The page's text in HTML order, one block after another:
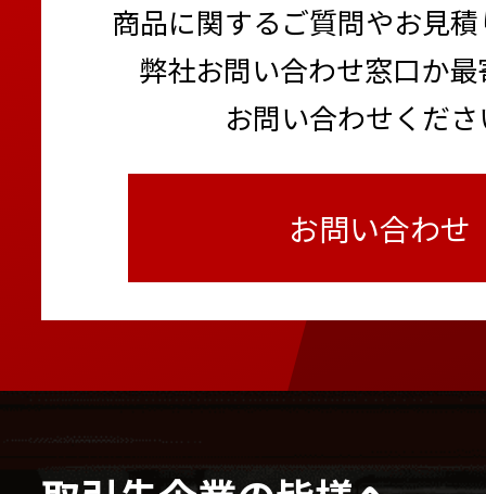
商品に関するご質問やお見
弊社お問い合わせ窓口か
お問い合わせくだ
お問い合わせ